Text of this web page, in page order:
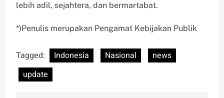
lebih adil, sejahtera, dan bermartabat.
*)Penulis merupakan Pengamat Kebijakan Publik
Tagged: Indonesia Nasional
news
update